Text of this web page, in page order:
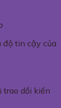
độ tin cậy của
trao dồi kiến